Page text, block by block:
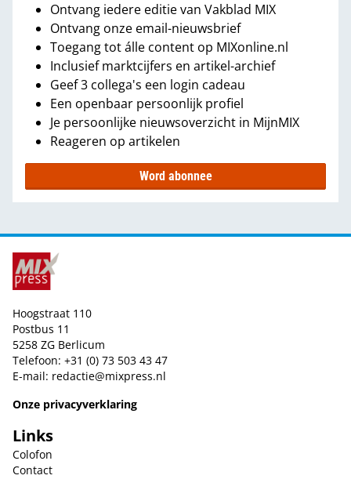
Ontvang iedere editie van Vakblad MIX
Ontvang onze email-nieuwsbrief
Toegang tot álle content op MIXonline.nl
Inclusief marktcijfers en artikel-archief
Geef 3 collega's een login cadeau
Een openbaar persoonlijk profiel
Je persoonlijke nieuwsoverzicht in MijnMIX
Reageren op artikelen
Word abonnee
Hoogstraat 110
Postbus 11
5258 ZG Berlicum
Telefoon: +31 (0) 73 503 43 47
E-mail: redactie@mixpress.nl
Onze privacyverklaring
Links
Colofon
Contact